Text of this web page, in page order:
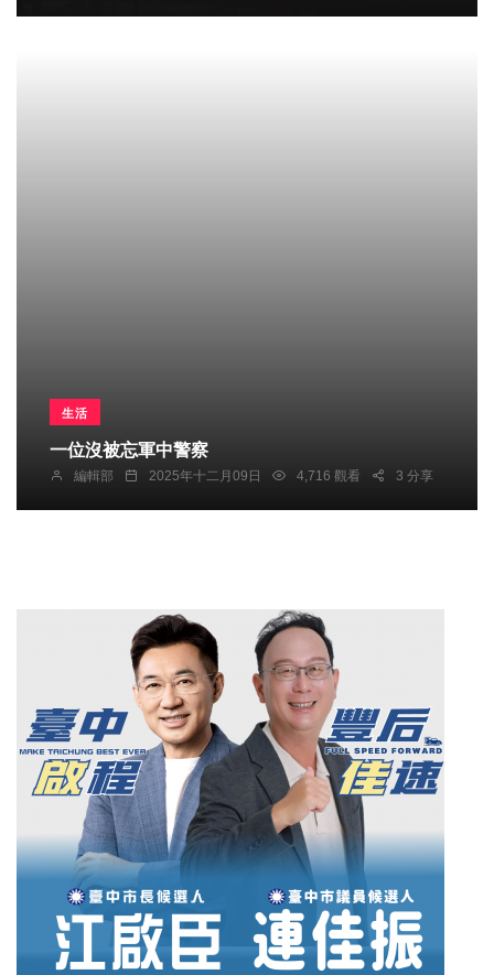
生活
一位沒被忘軍中警察
編輯部 2025年十二月09日 4,716 觀看 3 分享